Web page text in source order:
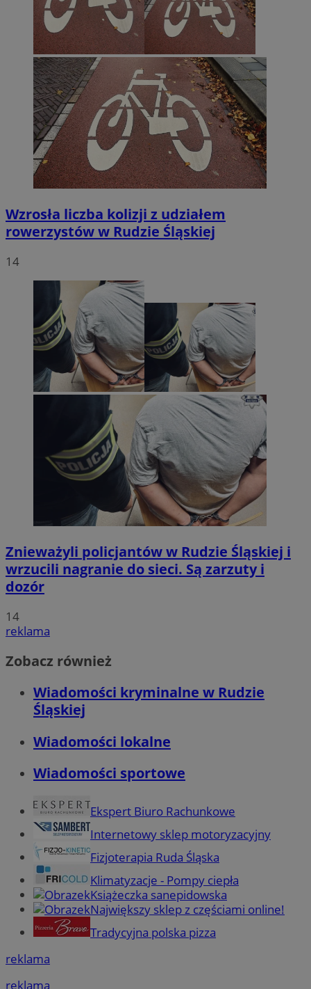
Wzrosła liczba kolizji z udziałem
rowerzystów w Rudzie Śląskiej
14
Znieważyli policjantów w Rudzie Śląskiej i
wrzucili nagranie do sieci. Są zarzuty i
dozór
14
reklama
Zobacz również
Wiadomości kryminalne w Rudzie
Śląskiej
Wiadomości lokalne
Wiadomości sportowe
Ekspert Biuro Rachunkowe
Internetowy sklep motoryzacyjny
Fizjoterapia Ruda Śląska
Klimatyzacje - Pompy ciepła
Książeczka sanepidowska
Największy sklep z częściami online!
Tradycyjna polska pizza
reklama
reklama